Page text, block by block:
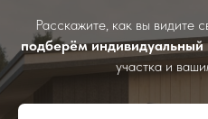
Расскажите, как вы видите
подберём индивидуальный
участка и